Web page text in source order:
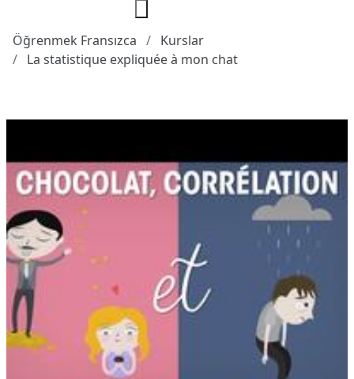
Öğrenmek Fransızca
Kurslar
La statistique expliquée à mon chat